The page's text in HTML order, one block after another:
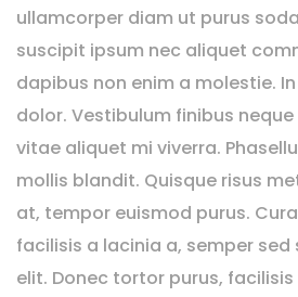
ullamcorper diam ut purus
suscipit ipsum nec aliquet
dapibus non enim a molestie.
dolor. Vestibulum finibus
vitae aliquet mi viverra.
mollis blandit. Quisque risus
at, tempor euismod purus.
facilisis a lacinia a, semper sed
elit. Donec tortor purus,